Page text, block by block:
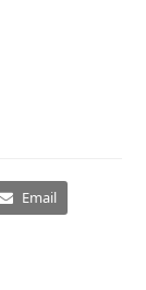
Email